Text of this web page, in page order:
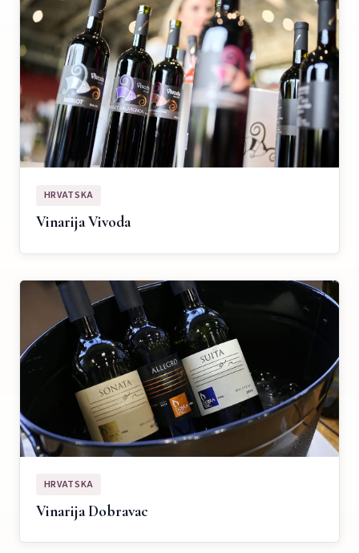
HRVATSKA
Vinarija Vivoda
HRVATSKA
Vinarija Dobravac